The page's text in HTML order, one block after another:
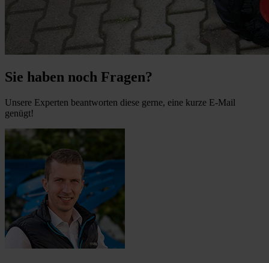
Sie haben noch Fragen?
Unsere Experten beantworten diese gerne, eine kurze E-Mail
genügt!